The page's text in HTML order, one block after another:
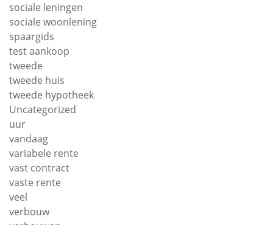
sociale leningen
sociale woonlening
spaargids
test aankoop
tweede
tweede huis
tweede hypotheek
Uncategorized
uur
vandaag
variabele rente
vast contract
vaste rente
veel
verbouw